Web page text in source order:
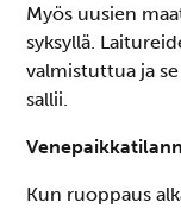
Myös uusien
syksyllä.
valmistuttua ja
sallii.
Kun ruoppaus